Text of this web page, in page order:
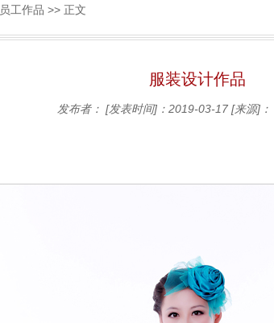
员工作品 >> 正文
服装设计作品
发布者： [发表时间]：2019-03-17 [来源]：